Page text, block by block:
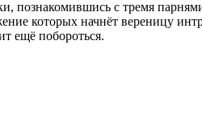
познакомившись с тремя
которых начнёт вереницу
ещё побороться.